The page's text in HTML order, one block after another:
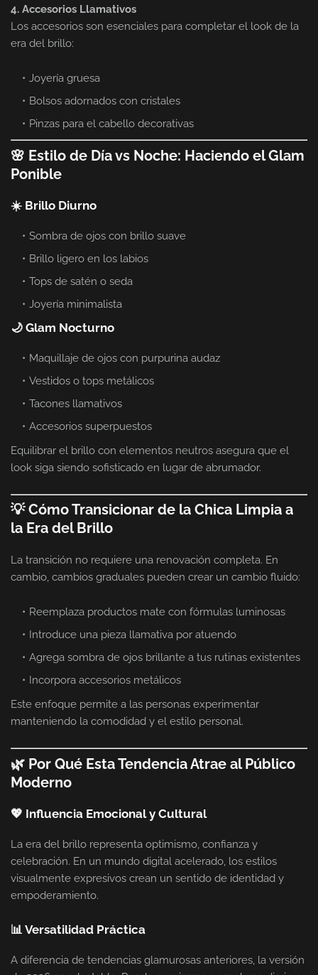
4. Accesorios Llamativos
Los accesorios son esenciales para completar el look de la
era del brillo:
Joyería gruesa
Bolsos adornados con cristales
Pinzas para el cabello decorativas
🌸 Estilo de Día vs Noche: Haciendo el Glam
Ponible
☀️ Brillo Diurno
Sombra de ojos con brillo suave
Brillo ligero en los labios
Tops de satén o seda
Joyería minimalista
🌙 Glam Nocturno
Maquillaje de ojos con purpurina audaz
Vestidos o tops metálicos
Tacones llamativos
Accesorios superpuestos
Equilibrar el brillo con elementos neutros asegura que el
look siga siendo sofisticado en lugar de abrumador.
💡 Cómo Transicionar de la Chica Limpia a
la Era del Brillo
La transición no requiere una renovación completa. En
cambio, cambios graduales pueden crear un cambio fluido:
Reemplaza productos mate con fórmulas luminosas
Introduce una pieza llamativa por atuendo
Agrega sombra de ojos brillante a tus rutinas existentes
Incorpora accesorios metálicos
Este enfoque permite a las personas experimentar
manteniendo la comodidad y el estilo personal.
🌿 Por Qué Esta Tendencia Atrae al Público
Moderno
💖 Influencia Emocional y Cultural
La era del brillo representa optimismo, confianza y
celebración. En un mundo digital acelerado, los estilos
visualmente expresivos crean un sentido de identidad y
empoderamiento.
📊 Versatilidad Práctica
A diferencia de tendencias glamurosas anteriores, la versión